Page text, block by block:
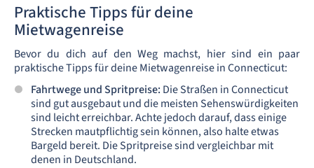
Praktische Tipps für deine
Mietwagenreise
Bevor du dich auf den Weg machst, hier sind ein paar
praktische Tipps für deine Mietwagenreise in Connecticut:
Fahrtwege und Spritpreise: Die Straßen in Connecticut
sind gut ausgebaut und die meisten Sehenswürdigkeiten
sind leicht erreichbar. Achte jedoch darauf, dass einige
Strecken mautpflichtig sein können, also halte etwas
Bargeld bereit. Die Spritpreise sind vergleichbar mit
denen in Deutschland.